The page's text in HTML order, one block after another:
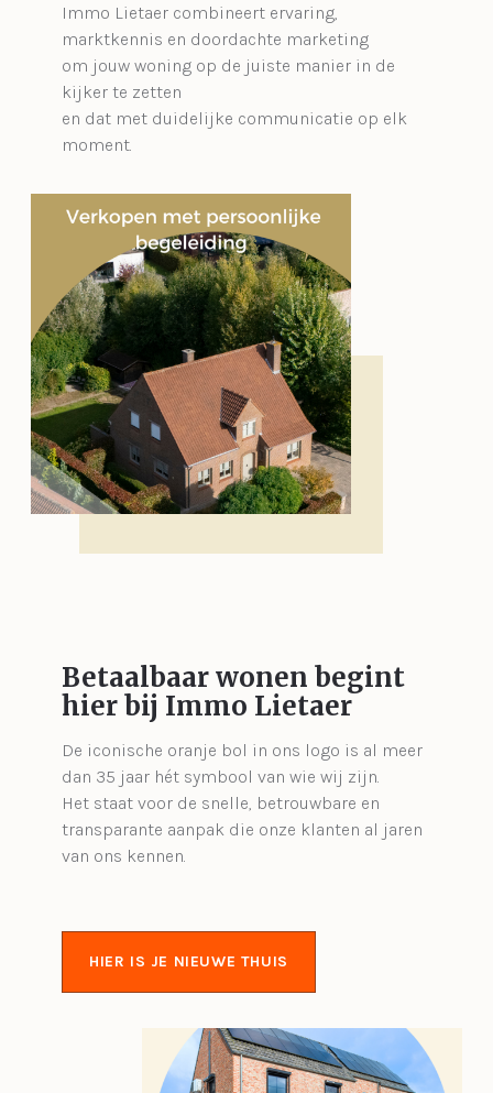
Immo Lietaer combineert ervaring,
marktkennis en doordachte marketing
om jouw woning op de juiste manier in de
kijker te zetten
en dat met duidelijke communicatie op elk
moment.
Betaalbaar wonen begint
hier bij Immo Lietaer
De iconische oranje bol in ons logo is al meer
dan 35 jaar hét symbool van wie wij zijn.
Het staat voor de snelle, betrouwbare en
transparante aanpak die onze klanten al jaren
van ons kennen.
HIER IS JE NIEUWE THUIS